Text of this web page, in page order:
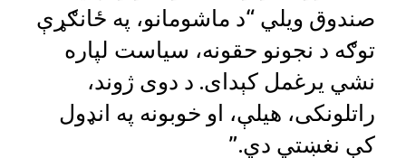
صندوق ویلي “د ماشومانو، په ځانګړې
توګه د نجونو حقونه، سیاست لپاره
نشي یرغمل کېدای. د دوی ژوند،
راتلونکی، هیلې، او خوبونه په انډول
کې نغښتي دي.”